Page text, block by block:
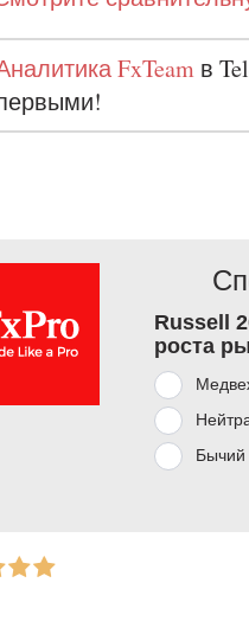
FxTeam в
Russell
роста
Бычий